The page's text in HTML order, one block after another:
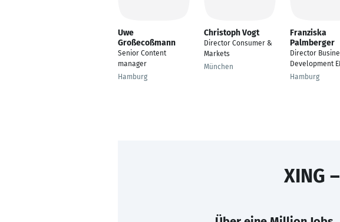
Uwe
Großecoßmann
Senior Content
manager
Hamburg
Christoph Vogt
Director Consumer &
Markets
München
Franziska
Palmberger
Director
Development
Hamburg
XING